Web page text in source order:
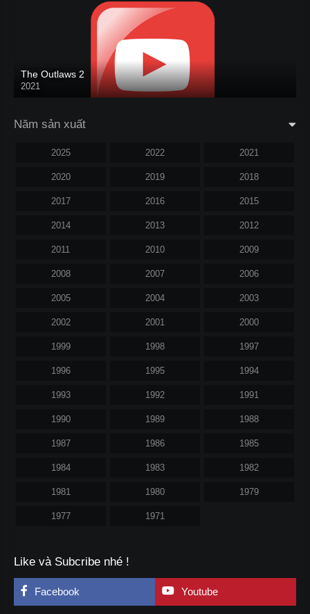
The Outlaws 2
2021
Năm sản xuất
2025 2022 2021
2020 2019 2018
2017 2016 2015
2014 2013 2012
2011 2010 2009
2008 2007 2006
2005 2004 2003
2002 2001 2000
1999 1998 1997
1996 1995 1994
1993 1992 1991
1990 1989 1988
1987 1986 1985
1984 1983 1982
1981 1980 1979
1977 1971
Like và Subcribe nhé !
Facebook Youtube